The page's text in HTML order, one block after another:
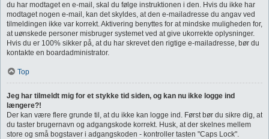
du har modtaget en e-mail, skal du følge instruktionen i den. Hvis du ikke har
modtaget nogen e-mail, kan det skyldes, at den e-mailadresse du angav ved
tilmeldingen ikke var korrekt. Aktivering benyttes for at mindske muligheden for,
at uønskede personer misbruger systemet ved at give ukorrekte oplysninger.
Hvis du er 100% sikker på, at du har skrevet den rigtige e-mailadresse, bør du
kontakte en boardadministrator.
Top
Jeg har tilmeldt mig for et stykke tid siden, og kan nu ikke logge ind
længere?!
Der kan være flere grunde til, at du ikke kan logge ind. Først bør du sikre dig, at
du taster brugernavn og adgangskode korrekt. Husk, at der skelnes mellem
store og små bogstaver i adgangskoden - kontroller tasten "Caps Lock".